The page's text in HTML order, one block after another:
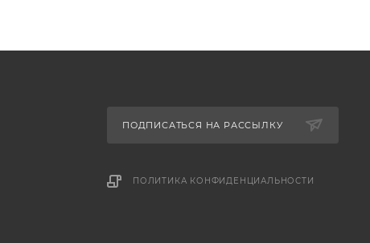
ПОДПИСАТЬСЯ НА РАССЫЛКУ
ПОЛИТИКА КОНФИДЕНЦИАЛЬНОСТИ